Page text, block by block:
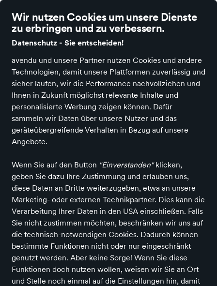
Wir nutzen Cookies um unsere Dienste
zu erbringen und zu verbessern.
Datenschutz - Sie entscheiden!
avendu und unsere Partner nutzen Cookies und andere
Technologien, damit unsere Plattformen zuverlässig und
sicher laufen, wir die Performance nachvollziehen und
Ihnen in Zukunft möglichst relevante Inhalte und
personalisierte Werbung zeigen können. Dafür
sammeln wir Daten über unsere Nutzer und das
geräteübergreifende Verhalten in Bezug auf unsere
Angebote.
Wenn Sie auf den Button "Einverstanden"klicken,
geben Sie dazu Ihre Zustimmung und erlauben uns,
diese Daten an Dritte weiterzugeben, etwa an unsere
Marketing- oder externen Technikpartner. Dies kann die
Verarbeitung Ihrer Daten in den USA einschließen. Falls
Sie nicht zustimmen möchten, beschränken wir uns auf
die technisch-notwendigen Cookies. Dadurch können
bestimmte Funktionen nicht oder nur eingeschränkt
genutzt werden. Aber keine Sorge! Wenn Sie diese
Funktionen doch nutzen wollen, weisen wir Sie an Ort
und Stelle noch einmal auf die Einstellungen hin, damit
Sneaker
Preis
100,00 €
inkl. MwSt.
Statt:120,00 €−17%
Farbe
-17 %